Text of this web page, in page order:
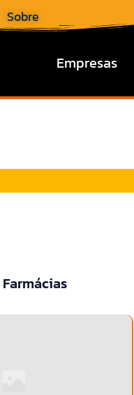
Sobre
Empresas
Farmácias